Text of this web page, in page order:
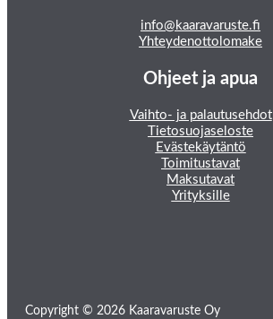
info@kaaravaruste.fi
Yhteydenottolomake
Ohjeet ja apua
Vaihto- ja palautusehdot
Tietosuojaseloste
Evästekäytäntö
Toimitustavat
Maksutavat
Yrityksille
Copyright © 2026 Kaaravaruste Oy